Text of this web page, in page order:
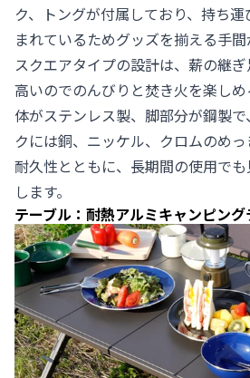
ク、トングが付属しており、持ち
まれているためグッズを揃える手間
スクエアタイプの設計は、薪の継
高いのでのんびりと焚き火を楽し
体がステンレス製、脚部分が鋼製
クには銅、ニッケル、クロムのめっ
耐久性とともに、長期間の使用で
します。
テーブル：耐熱アルミキャンピング